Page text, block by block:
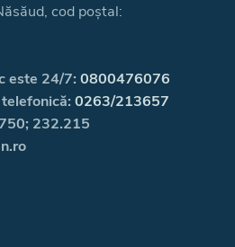
cod poștal:
este 24/7: 0800476076
0263/213657
232.215